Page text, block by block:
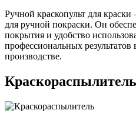
Ручной краскопульт для
для ручной покраски. Он
покрытия и удобство
профессиональных
производстве.